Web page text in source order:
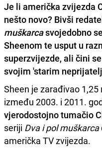
Je li američka zvijezda
nešto novo? Bivši
muškarcasvojedobno
Sheenom te usput u
superzvijezde, ali čini
svojim 'starim
Sheen je zarađivao
između 2003. i 2011.
vjerodostojno tumačio
seriji Dva i pol muškarca
američka TV zvijezda.